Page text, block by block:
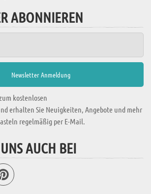
ABONNIEREN
kostenlosen
erhalten Sie Neuigkeiten, Angebote und mehr
regelmäßig per E-Mail.
AUCH BEI